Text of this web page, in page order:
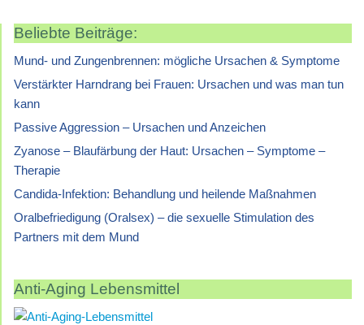
Beliebte Beiträge:
Mund- und Zungenbrennen: mögliche Ursachen & Symptome
Verstärkter Harndrang bei Frauen: Ursachen und was man tun
kann
Passive Aggression – Ursachen und Anzeichen
Zyanose – Blaufärbung der Haut: Ursachen – Symptome –
Therapie
Candida-Infektion: Behandlung und heilende Maßnahmen
Oralbefriedigung (Oralsex) – die sexuelle Stimulation des
Partners mit dem Mund
Anti-Aging Lebensmittel